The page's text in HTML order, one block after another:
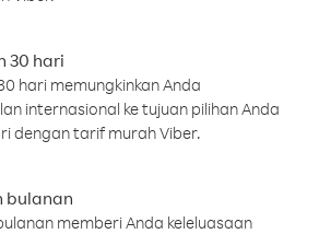
30 hari
hari memungkinkan Anda
internasional ke tujuan pilihan Anda
dengan tarif murah Viber.
bulanan
memberi Anda keleluasaan